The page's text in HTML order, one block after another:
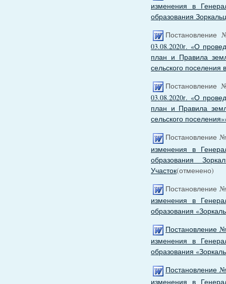
изменения в
образования
03.08.2020г. «О
план и Правила
сельского поселения
Постановление
03.08.2020г. «О
план и Правила
сельского
Постановление
изменения в
образования
Участок(отменено)
Постановление
изменения в
образования
Постановление
изменения в
образования
Постановление
изменения в